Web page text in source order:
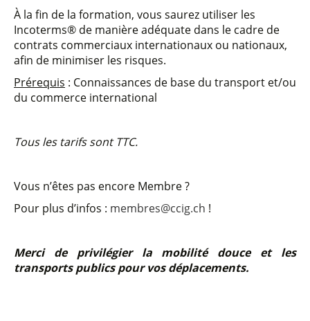
À la fin de la formation, vous saurez utiliser les
Incoterms® de manière adéquate dans le cadre de
contrats commerciaux internationaux ou nationaux,
afin de minimiser les risques.
Prérequis : Connaissances de base du transport et/ou
du commerce international
Tous les tarifs sont TTC.
Vous n’êtes pas encore Membre ?
Pour plus d’infos : membres@ccig.ch !
Merci de privilégier la mobilité douce et les
transports publics pour vos déplacements.